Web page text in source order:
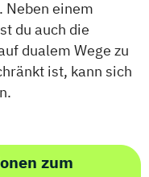
Neben einem
du auch die
dualem Wege zu
ist, kann sich
zum